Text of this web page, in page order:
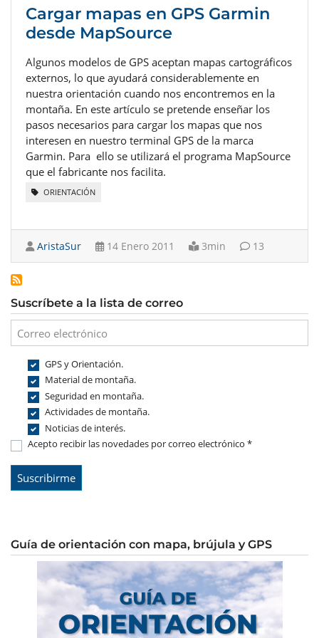
Cargar mapas en GPS Garmin
desde MapSource
Algunos modelos de GPS aceptan mapas cartográficos
externos, lo que ayudará considerablemente en
nuestra orientación cuando nos encontremos en la
montaña. En este artículo se pretende enseñar los
pasos necesarios para cargar los mapas que nos
interesen en nuestro terminal GPS de la marca
Garmin. Para ello se utilizará el programa MapSource
que el fabricante nos facilita.
ORIENTACIÓN
AristaSur 14 Enero 2011 3min 13
Suscríbete a la lista de correo
GPS y Orientación.
Material de montaña.
Seguridad en montaña.
Actividades de montaña.
Noticias de interés.
Acepto recibir las novedades por correo electrónico *
Guía de orientación con mapa, brújula y GPS